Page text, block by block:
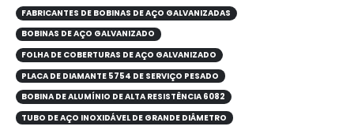
FABRICANTES DE BOBINAS DE AÇO GALVANIZADAS
BOBINAS DE AÇO GALVANIZADO
FOLHA DE COBERTURAS DE AÇO GALVANIZADO
PLACA DE DIAMANTE 5754 DE SERVIÇO PESADO
BOBINA DE ALUMÍNIO DE ALTA RESISTÊNCIA 6082
TUBO DE AÇO INOXIDÁVEL DE GRANDE DIÂMETRO